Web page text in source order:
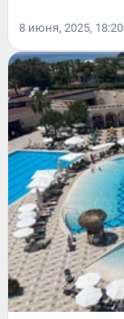
8 июня, 2025, 18:20